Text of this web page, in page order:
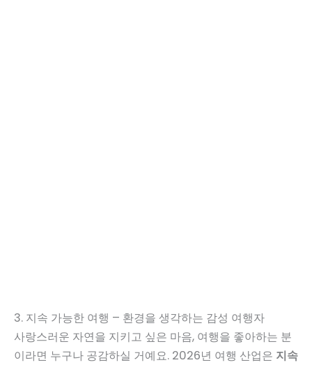
3. 지속 가능한 여행 – 환경을 생각하는 감성 여행자
사랑스러운 자연을 지키고 싶은 마음, 여행을 좋아하는 분
이라면 누구나 공감하실 거예요. 2026년 여행 산업은 지속